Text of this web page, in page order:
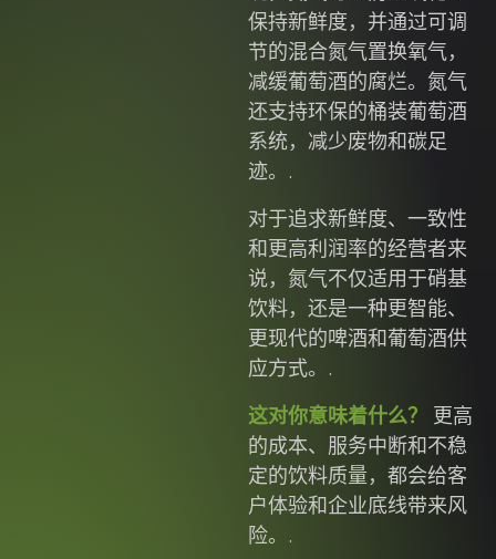
保持新鲜度，并通过可调
节的混合氮气置换氧气，
减缓葡萄酒的腐烂。氮气
还支持环保的桶装葡萄酒
系统，减少废物和碳足
迹。.
对于追求新鲜度、一致性
和更高利润率的经营者来
说，氮气不仅适用于硝基
饮料，还是一种更智能、
更现代的啤酒和葡萄酒供
应方式。.
这对你意味着什么？
更高
的成本、服务中断和不稳
定的饮料质量，都会给客
户体验和企业底线带来风
险。.